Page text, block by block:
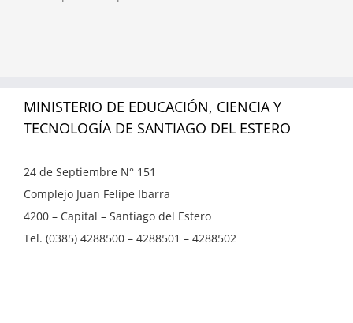
MINISTERIO DE EDUCACIÓN, CIENCIA Y
TECNOLOGÍA DE SANTIAGO DEL ESTERO
24 de Septiembre N° 151
Complejo Juan Felipe Ibarra
4200 – Capital – Santiago del Estero
Tel. (0385) 4288500 – 4288501 – 4288502